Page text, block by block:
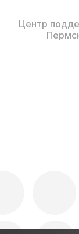
Центр